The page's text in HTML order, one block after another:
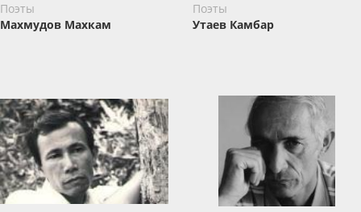
Поэты
Махмудов Махкам
Поэты
Утаев Камбар